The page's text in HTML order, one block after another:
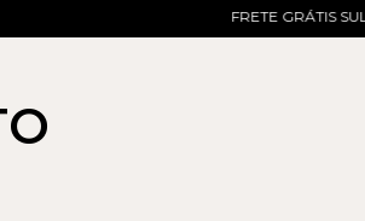
FRETE GRÁTIS